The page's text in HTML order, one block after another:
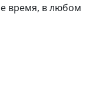
время, в любом